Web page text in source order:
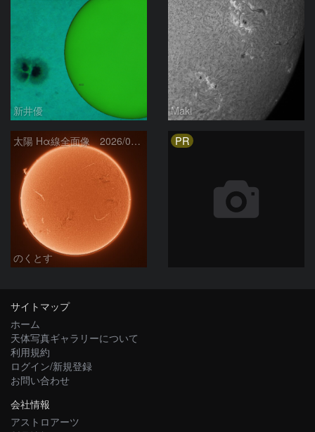
新井優 Maki
太陽 Hα線全面像 2026/08/06
のくとす
PR
サイトマップ
ホーム
天体写真ギャラリーについて
利用規約
ログイン/新規登録
お問い合わせ
会社情報
アストロアーツ